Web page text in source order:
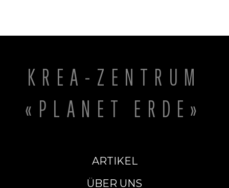
KREA-ZENTRUM
«PLANET ERDE»
ARTIKEL
ÜBER UNS